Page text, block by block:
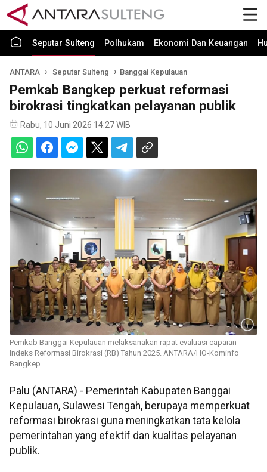
Seputar Sulteng Polhukam Ekonomi Dan Keuangan
ANTARA Seputar Sulteng Banggai Kepulauan
Pemkab Bangkep perkuat reformasi
birokrasi tingkatkan pelayanan publik
Rabu, 10 Juni 2026 14:27 WIB
Pemkab Banggai Kepulauan melaksanakan rapat evaluasi capaian
Indeks Reformasi Birokrasi (RB) Tahun 2025. ANTARA/HO-Kominfo
Bangkep
Palu (ANTARA) - Pemerintah Kabupaten Banggai
Kepulauan, Sulawesi Tengah, berupaya memperkuat
reformasi birokrasi guna meningkatkan tata kelola
pemerintahan yang efektif dan kualitas pelayanan
publik.